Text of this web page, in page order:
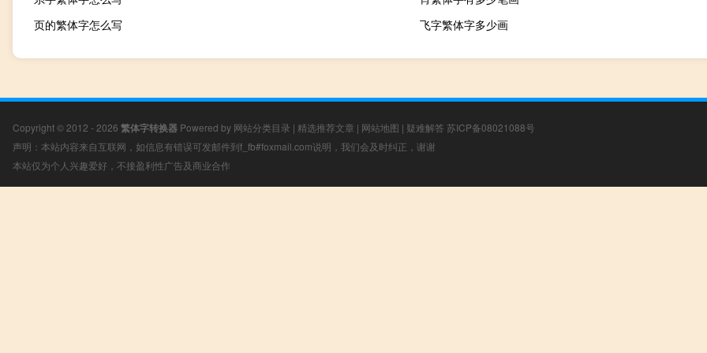
页的繁体字怎么写
飞字繁体字多少画
Copyright © 2012 - 2026 繁体字转换器 Powered by 网站分类目录 | 精选推荐文章 | 网站地图 | 疑难解答 苏ICP备08021088号
声明：本站内容来自互联网，如信息有错误可发邮件到f_fb#foxmail.com说明，我们会及时纠正，谢谢
本站仅为个人兴趣爱好，不接盈利性广告及商业合作